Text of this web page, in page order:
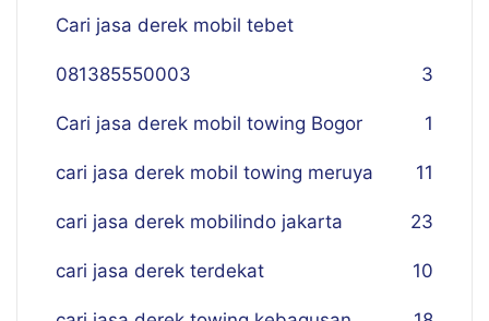
Cari jasa derek mobil tebet
081385550003 3
Cari jasa derek mobil towing Bogor 1
cari jasa derek mobil towing meruya 11
cari jasa derek mobilindo jakarta 23
cari jasa derek terdekat 10